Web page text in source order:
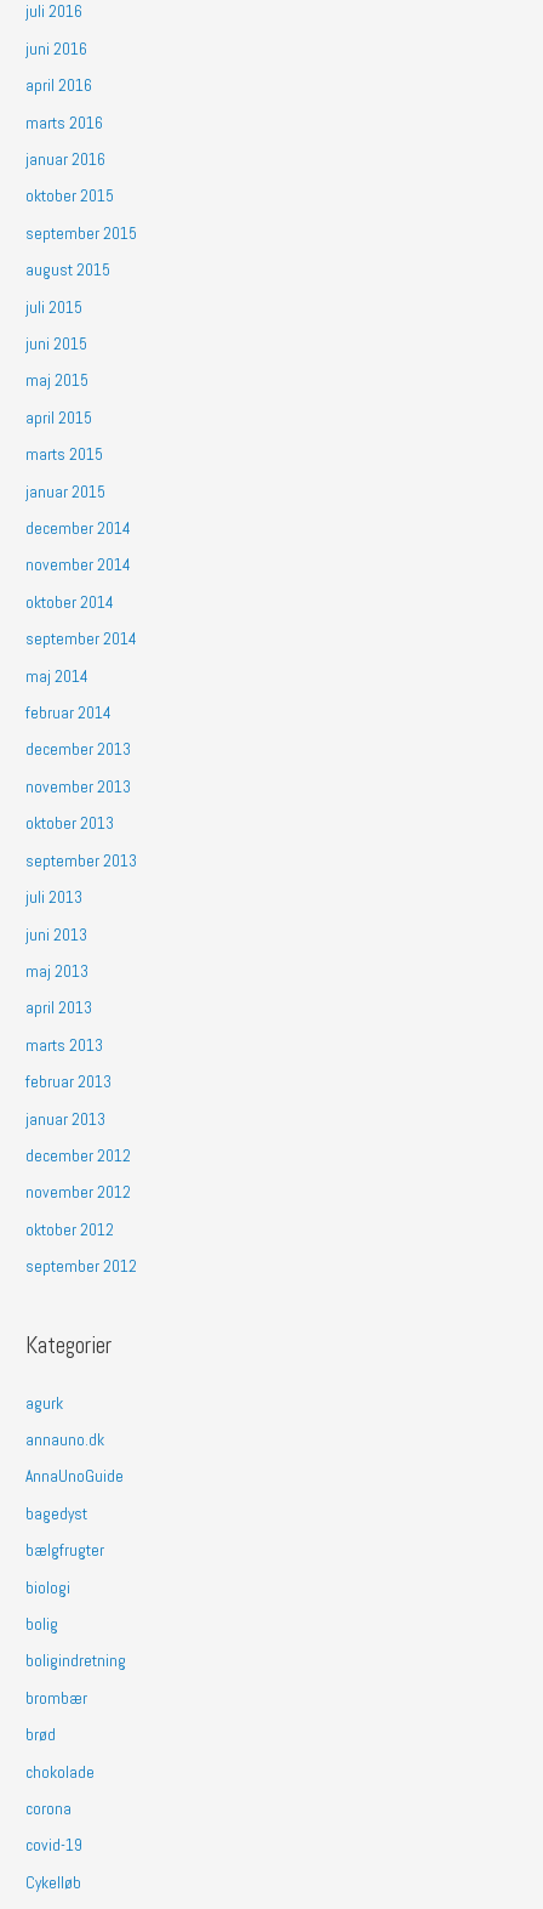
juli 2016
juni 2016
april 2016
marts 2016
januar 2016
oktober 2015
september 2015
august 2015
juli 2015
juni 2015
maj 2015
april 2015
marts 2015
januar 2015
december 2014
november 2014
oktober 2014
september 2014
maj 2014
februar 2014
december 2013
november 2013
oktober 2013
september 2013
juli 2013
juni 2013
maj 2013
april 2013
marts 2013
februar 2013
januar 2013
december 2012
november 2012
oktober 2012
september 2012
Kategorier
agurk
annauno.dk
AnnaUnoGuide
bagedyst
bælgfrugter
biologi
bolig
boligindretning
brombær
brød
chokolade
corona
covid-19
Cykelløb